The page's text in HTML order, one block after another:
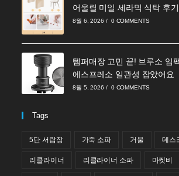
어울릴 미일 세라믹 식탁 후기
8월 6, 2026 / 0 COMMENTS
템퍼매장 고민 끝! 브루소 임
에스프레소 일관성 잡았어요
8월 5, 2026 / 0 COMMENTS
Tags
5단 서랍장 가죽 소파 거울 데스
리클라이너 리클라이너 소파 마켓비